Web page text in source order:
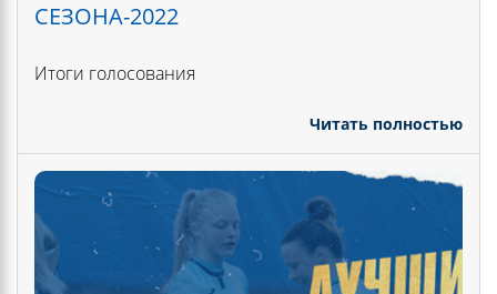
СЕЗОНА-2022
Итоги голосования
Читать полностью